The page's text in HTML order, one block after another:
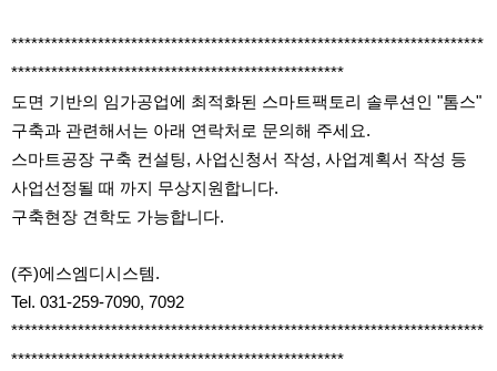
***********************************************************************
**************************************************
도면 기반의 임가공업에 최적화된 스마트팩토리 솔루션인 "톰스"
구축과 관련해서는 아래 연락처로 문의해 주세요.
스마트공장 구축 컨설팅, 사업신청서 작성, 사업계획서 작성 등
사업선정될 때 까지 무상지원합니다.
구축현장 견학도 가능합니다.
(주)에스엠디시스템.
Tel. 031-259-7090, 7092
***********************************************************************
**************************************************